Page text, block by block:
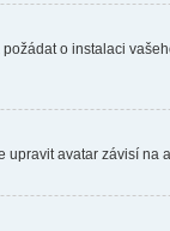
o instalaci
avatar závisí